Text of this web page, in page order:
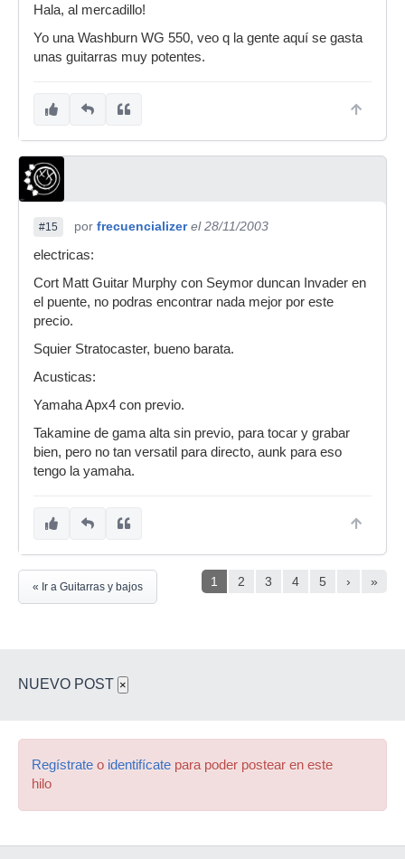
Hala, al mercadillo!
Yo una Washburn WG 550, veo q la gente aquí se gasta
unas guitarras muy potentes.
#15 por frecuencializer el 28/11/2003
electricas:
Cort Matt Guitar Murphy con Seymor duncan Invader en
el puente, no podras encontrar nada mejor por este
precio.
Squier Stratocaster, bueno barata.
Acusticas:
Yamaha Apx4 con previo.
Takamine de gama alta sin previo, para tocar y grabar
bien, pero no tan versatil para directo, aunk para eso
tengo la yamaha.
1 2 3 4 5 › »
« Ir a Guitarras y bajos
NUEVO POST ×
Regístrate o identifícate para poder postear en este
hilo